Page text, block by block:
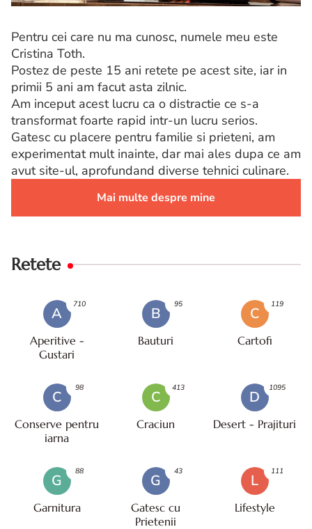
Pentru cei care nu ma cunosc, numele meu este
Cristina Toth.
Postez de peste 15 ani retete pe acest site, iar in
primii 5 ani am facut asta zilnic.
Am inceput acest lucru ca o distractie ce s-a
transformat foarte rapid intr-un lucru serios.
Gatesc cu placere pentru familie si prieteni, am
experimentat mult inainte, dar mai ales dupa ce am
avut site-ul, aprofundand diverse tehnici culinare.
Mai multe despre mine
Retete
A
Aperitive -
Gustari
710
B
Bauturi
95
C
Cartofi
119
C
Conserve pentru
iarna
98
C
Craciun
413
D
Desert - Prajituri
1095
G
Garnitura
88
G
Gatesc cu
Prietenii
43
L
Lifestyle
111